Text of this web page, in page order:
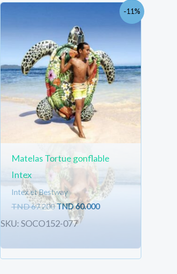
-11%
Matelas Tortue gonflable
Intex
Intex et Bestway
TND67.200
initial
était :
TND
67.200.
TND60.000
actuel
TND
60.000.
SKU: SOCO152-077